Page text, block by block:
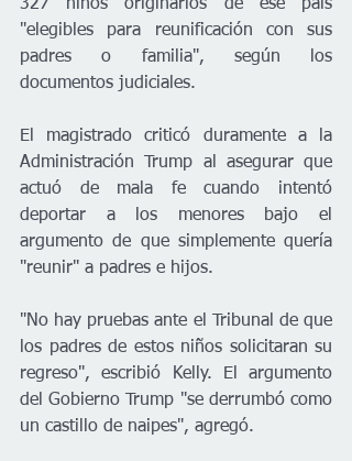
327 niños originarios de ese país
"elegibles para reunificación con sus
padres o familia", según los
documentos judiciales.
El magistrado criticó duramente a la
Administración Trump al asegurar que
actuó de mala fe cuando intentó
deportar a los menores bajo el
argumento de que simplemente quería
"reunir" a padres e hijos.
"No hay pruebas ante el Tribunal de que
los padres de estos niños solicitaran su
regreso", escribió Kelly. El argumento
del Gobierno Trump "se derrumbó como
un castillo de naipes", agregó.